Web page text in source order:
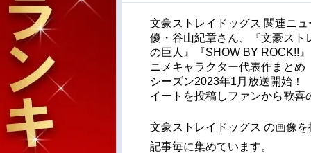
声優記事一覧
文豪ストレイドッグス 関連ニ
優・谷山紀章さん、『文豪ス
の巨人』『SHOW BY ROCK!!
ニメキャラクター代表作まと
シーズン2023年1月放送開始
イートを投稿しファンから歓
文豪ストレイドッグス の画像
記事毎に集めています。